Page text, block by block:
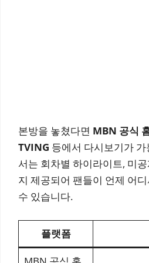
본방을 놓쳤다면 MBN 공식
TVING 등에서 다시보기가
서는 회차별 하이라이트, 미
지 제공되어 팬들이 언제 어
수 있습니다.
플랫폼